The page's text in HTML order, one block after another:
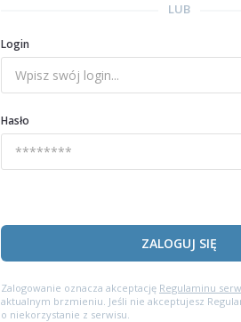
LUB
Login
Hasło
ZALOGUJ SIĘ
Zalogowanie oznacza akceptację Regulaminu
aktualnym brzmieniu. Jeśli nie akceptujesz
o niekorzystanie z serwisu.